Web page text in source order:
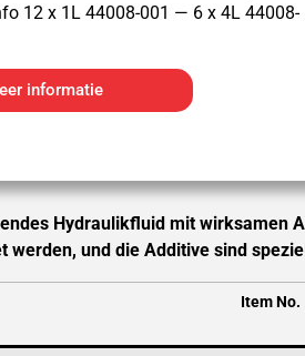
12 x 1L 44008-001 — 6 x 4L 44008-
informatie
Hydraulikfluid mit
und die Additive sind
Item No.